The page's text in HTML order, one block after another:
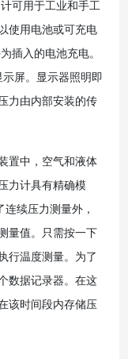
可用于工业和手工
使用电池或可充电
插入的电池充电。
屏。显示器照明即
力由内部安装的传
置中，空气和液体
力计具有精确模
续压力测量外，
量值。只需按一下
行温度测量。为了
数据记录器。在这
该时间段内存储压